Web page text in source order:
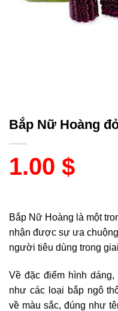
Bắp Nữ Hoàng
1.00 $
Bắp Nữ Hoàng là một
nhận được sự ưa
người tiêu dùng trong
Về đặc điểm hình
như các loại bắp ngô
về màu sắc, đúng như